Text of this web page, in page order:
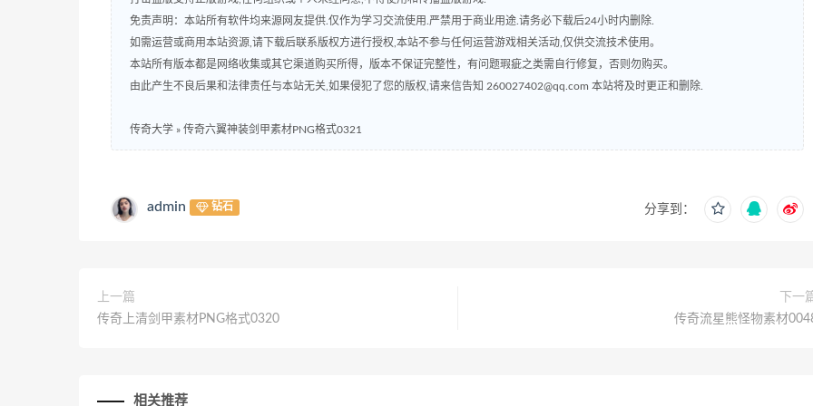
免责声明：本站所有软件均来源网友提供.仅作为学习交流使用.严禁用于商业用途.请务必下载后24小时内删除.
如需运营或商用本站资源,请下载后联系版权方进行授权,本站不参与任何运营游戏相关活动,仅供交流技术使用。
本站所有版本都是网络收集或其它渠道购买所得，版本不保证完整性，有问题瑕疵之类需自行修复，否则勿购买。
由此产生不良后果和法律责任与本站无关,如果侵犯了您的版权,请来信告知 260027402@qq.com 本站将及时更正和删除.
传奇大学 » 传奇六翼神装剑甲素材PNG格式0321
admin 钻石 分享到：
上一篇
传奇上清剑甲素材PNG格式0320
下一
传奇流星熊怪物素材
相关推荐